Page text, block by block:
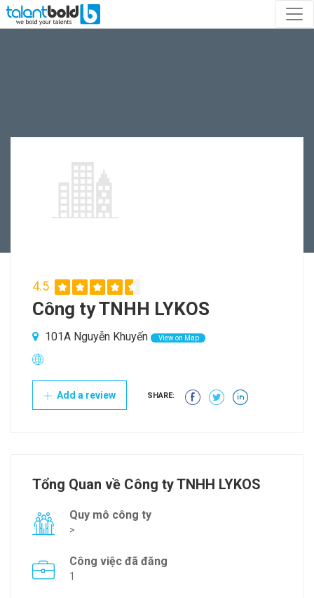
4.5
Công ty TNHH LYKOS
101A Nguyễn Khuyến View on Map
Add a review SHARE:
Tổng Quan về Công ty TNHH LYKOS
Quy mô công ty
>
Công việc đã đăng
1